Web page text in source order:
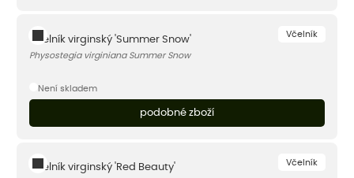
Včelník
Včelník virginský 'Summer Snow'
Physostegia virginiana Summer Snow
Není skladem
podobné zboží
Včelník
Včelník virginský 'Red Beauty'